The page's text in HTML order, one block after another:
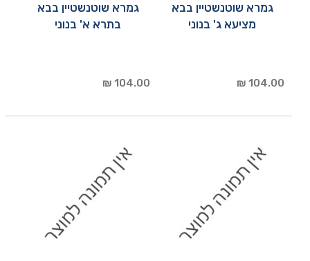
גמרא שוטנשטיין בבא
מציעא ג' בנוני
104.00 ₪
גמרא שוטנשטיין בבא
בתרא א' בנוני
104.00 ₪